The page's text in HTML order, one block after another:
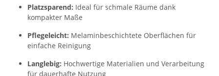
Platzsparend: Ideal für schmale Räume dank
kompakter Maße
Pflegeleicht: Melaminbeschichtete Oberflächen für
einfache Reinigung
Langlebig: Hochwertige Materialien und Verarbeitung
für dauerhafte Nutzung